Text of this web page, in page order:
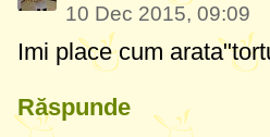
10 Dec 2015, 09:09
Imi place cum
Răspunde